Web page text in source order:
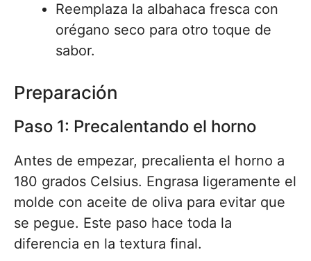
Reemplaza la albahaca fresca con
orégano seco para otro toque de
sabor.
Preparación
Paso 1: Precalentando el horno
Antes de empezar, precalienta el horno a
180 grados Celsius. Engrasa ligeramente el
molde con aceite de oliva para evitar que
se pegue. Este paso hace toda la
diferencia en la textura final.